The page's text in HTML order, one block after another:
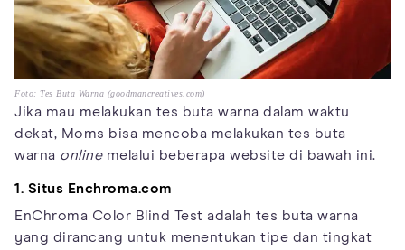
Foto: Tes Buta Warna (goodmancreatives.com)
Jika mau melakukan tes buta warna dalam waktu
dekat, Moms bisa mencoba melakukan tes buta
warna onlinemelalui beberapa website di bawah ini.
1. Situs Enchroma.com
EnChroma Color Blind Test adalah tes buta warna
yang dirancang untuk menentukan tipe dan tingkat